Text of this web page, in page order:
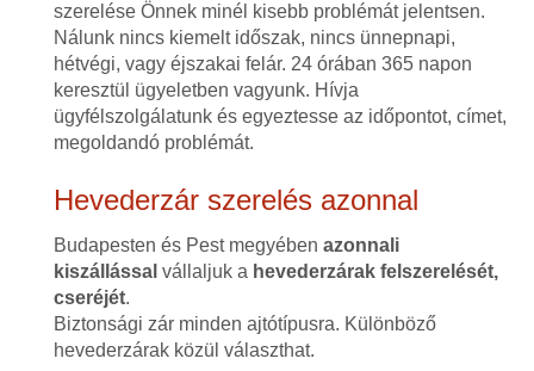
szerelése Önnek minél kisebb problémát jelentsen.
Nálunk nincs kiemelt időszak, nincs ünnepnapi,
hétvégi, vagy éjszakai felár. 24 órában 365 napon
keresztül ügyeletben vagyunk. Hívja
ügyfélszolgálatunk és egyeztesse az időpontot, címet,
megoldandó problémát.
Hevederzár szerelés azonnal
Budapesten és Pest megyében azonnali
kiszállással vállaljuk a hevederzárak felszerelését,
cseréjét.
Biztonsági zár minden ajtótípusra. Különböző
hevederzárak közül választhat.